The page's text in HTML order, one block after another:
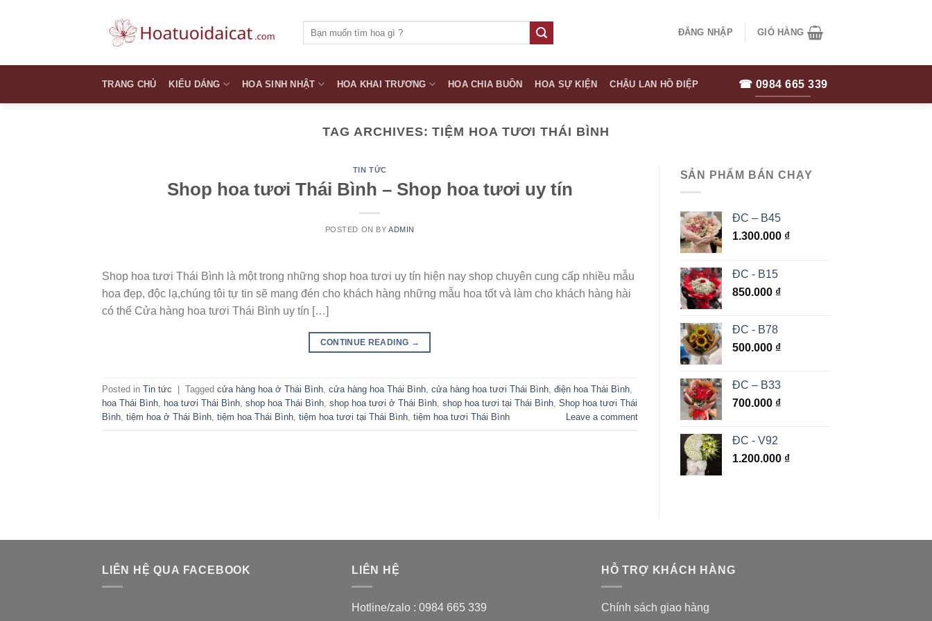
kiếm:
ĐĂNG NHẬP GIỎ HÀNG
TRANG CHỦ KIỂU DÁNG HOA SINH NHẬT HOA KHAI TRƯƠNG HOA CHIA BUỒN HOA SỰ KIỆN CHẬU LAN HỒ ĐIỆP ☎ 0984 665 339
TAG ARCHIVES:TIỆM HOA TƯƠI THÁI BÌNH
TIN TỨC
Shop hoa tươi Thái Bình – Shop hoa tươi uy tín
POSTED ON BY ADMIN
Shop hoa tươi Thái Bình là một trong những shop hoa tươi uy tín hiện nay shop chuyên cung cấp nhiều mẫu
hoa đẹp, độc lạ,chúng tôi tự tin sẽ mang đén cho khách hàng những mẫu hoa tốt và làm cho khách hàng hài
có thể Cửa hàng hoa tươi Thái Bình uy tín […]
CONTINUE READING →
Posted in Tin tức Tagged cửa hàng hoa ở Thái Bình, cửa hàng hoa Thái Bình, cửa hàng hoa tươi Thái Bình, điện hoa Thái Bình,
hoa Thái Bình, hoa tươi Thái Bình, shop hoa Thái Bình, shop hoa tươi ở Thái Bình, shop hoa tươi tại Thái Bình, Shop hoa tươi Thái
Bình, tiệm hoa ở Thái Bình, tiệm hoa Thái Bình, tiệm hoa tươi tại Thái Bình, tiệm hoa tươi Thái Bình Leave a comment
SẢN PHẨM BÁN CHẠY
ĐC – B45
1.300.000 ₫
ĐC - B15
850.000 ₫
ĐC - B78
500.000 ₫
ĐC – B33
700.000 ₫
ĐC - V92
1.200.000 ₫
LIÊN HỆ QUA FACEBOOK LIÊN HỆ
Hotline/zalo : 0984 665 339
HỖ TRỢ KHÁCH HÀNG
Chính sách giao hàng